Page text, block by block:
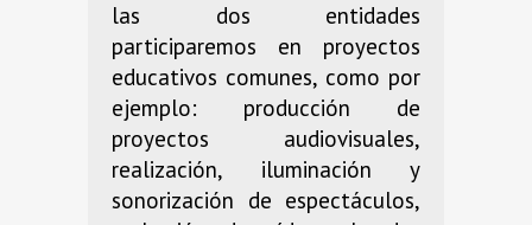
las dos entidades
participaremos en proyectos
educativos comunes, como por
ejemplo: producción de
proyectos audiovisuales,
realización, iluminación y
sonorización de espectáculos,